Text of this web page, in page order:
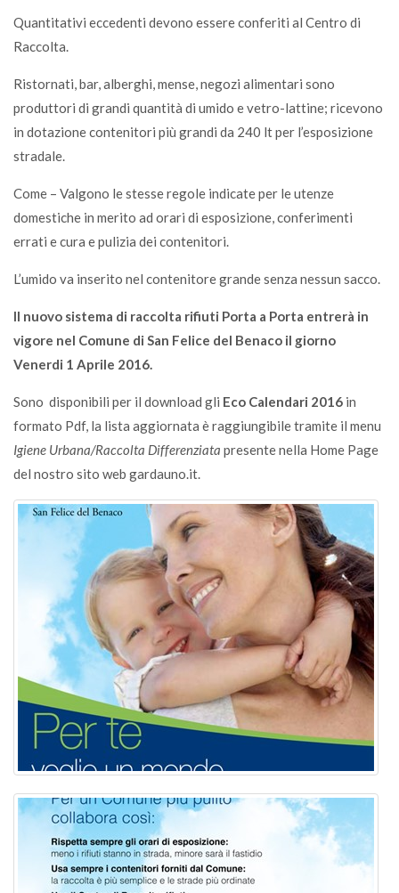
Quantitativi eccedenti devono essere conferiti al Centro di
Raccolta.
Ristornati, bar, alberghi, mense, negozi alimentari sono
produttori di grandi quantità di umido e vetro-lattine; ricevono
in dotazione contenitori più grandi da 240 lt per l’esposizione
stradale.
Come – Valgono le stesse regole indicate per le utenze
domestiche in merito ad orari di esposizione, conferimenti
errati e cura e pulizia dei contenitori.
L’umido va inserito nel contenitore grande senza nessun sacco.
Il nuovo sistema di raccolta rifiuti Porta a Porta entrerà in
vigore nel Comune di San Felice del Benaco il giorno
Venerdi 1 Aprile 2016.
Sono disponibili per il download gli Eco Calendari 2016 in
formato Pdf, la lista aggiornata è raggiungibile tramite il menu
Igiene Urbana/Raccolta Differenziata presente nella Home Page
del nostro sito web gardauno.it.